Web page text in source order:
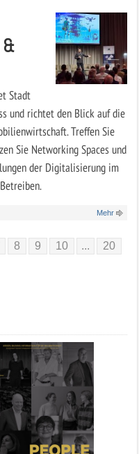
Stadt
und richtet den Blick auf die
Treffen Sie
Sie Networking Spaces und
der Digitalisierung im
Mehr
8 9 10 ...
20